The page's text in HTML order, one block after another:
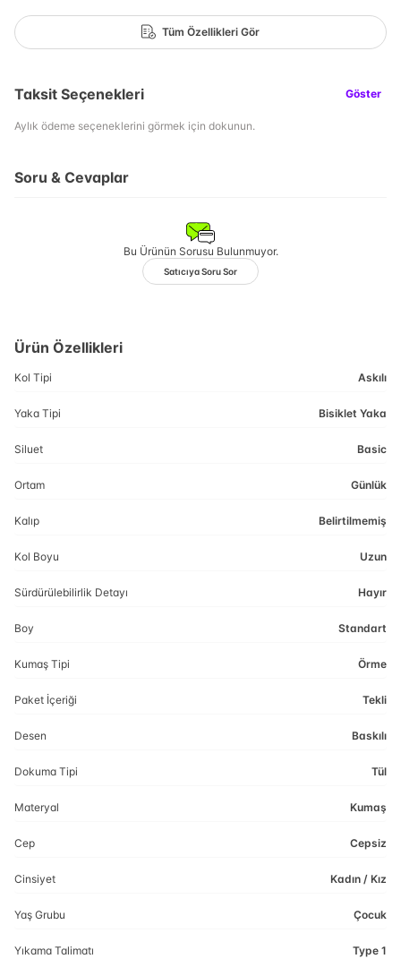
Tüm Özellikleri Gör
Taksit Seçenekleri Göster
Aylık ödeme seçeneklerini görmek için dokunun.
Soru & Cevaplar
Bu Ürünün Sorusu Bulunmuyor.
Satıcıya Soru Sor
Ürün Özellikleri
Kol Tipi Askılı
Yaka Tipi Bisiklet Yaka
Siluet Basic
Ortam Günlük
Kalıp Belirtilmemiş
Kol Boyu Uzun
Sürdürülebilirlik Detayı Hayır
Boy Standart
Kumaş Tipi Örme
Paket İçeriği Tekli
Desen Baskılı
Dokuma Tipi Tül
Materyal Kumaş
Cep Cepsiz
Cinsiyet Kadın / Kız
Yaş Grubu Çocuk
Yıkama Talimatı Type 1